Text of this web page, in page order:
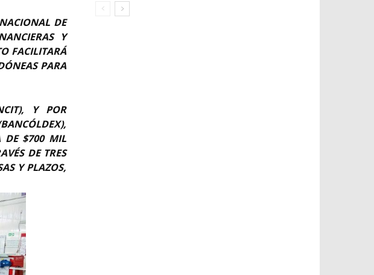
DE
Y
FACILITARÁ
PARA
Y POR
DE $700 MIL
DE TRES
Y PLAZOS,